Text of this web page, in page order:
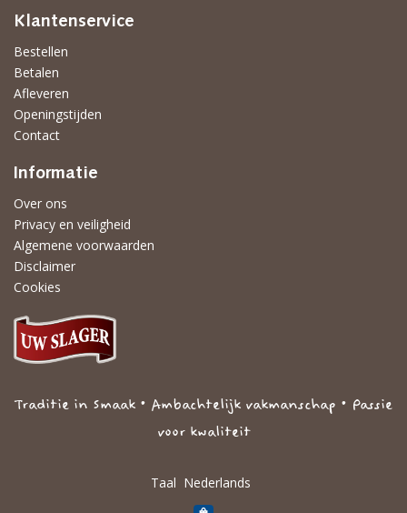
Klantenservice
Bestellen
Betalen
Afleveren
Openingstijden
Contact
Informatie
Over ons
Privacy en veiligheid
Algemene voorwaarden
Disclaimer
Cookies
Traditie in Smaak • Ambachtelijk vakmanschap • Passie
voor kwaliteit
Taal